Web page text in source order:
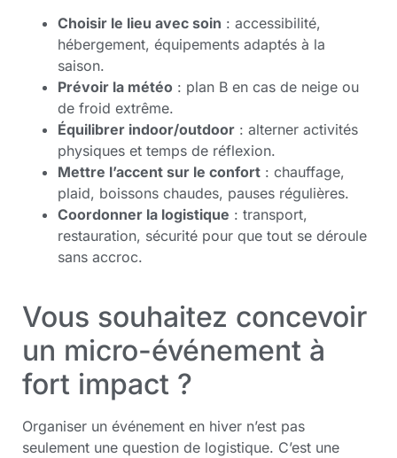
Choisir le lieu avec soin : accessibilité,
hébergement, équipements adaptés à la
saison.
Prévoir la météo : plan B en cas de neige ou
de froid extrême.
Équilibrer indoor/outdoor : alterner activités
physiques et temps de réflexion.
Mettre l’accent sur le confort : chauffage,
plaid, boissons chaudes, pauses régulières.
Coordonner la logistique : transport,
restauration, sécurité pour que tout se déroule
sans accroc.
Vous souhaitez concevoir
un micro-événement à
fort impact ?
Organiser un événement en hiver n’est pas
seulement une question de logistique. C’est une